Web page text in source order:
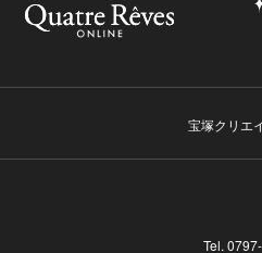
宝塚クリエ
Tel.